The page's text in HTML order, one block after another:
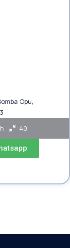
Opu,
40